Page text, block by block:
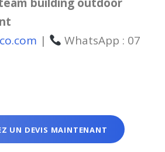
|
WhatsApp : 07
UN DEVIS MAINTENANT